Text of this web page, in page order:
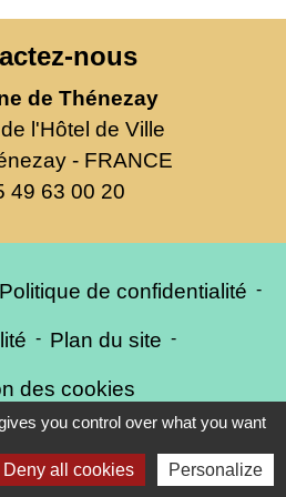
nous
de Thénezay
l'Hôtel de Ville
- FRANCE
49 63 00 20
Politique de confidentialité -
- Plan du site -
des cookies
avec Réseau des Communes
you control over what you want
Deny all cookies Personalize